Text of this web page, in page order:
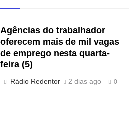
Agências do trabalhador
oferecem mais de mil vagas
de emprego nesta quarta-
feira (5)
Rádio Redentor 2 dias ago 0